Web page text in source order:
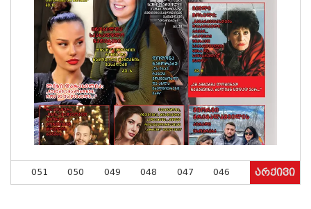
051 050 049 048 047 046 არქივი